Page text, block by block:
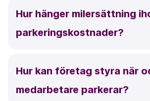
Hur hänger milersättning
parkeringskostnader?
Hur kan företag styra när
medarbetare parkerar?